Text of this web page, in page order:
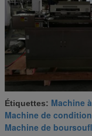
Étiquettes: Machine
Machine de
Machine de